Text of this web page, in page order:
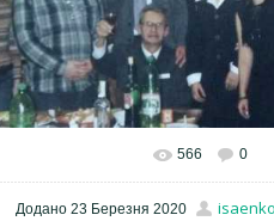
566 0
Додано23 Березня 2020